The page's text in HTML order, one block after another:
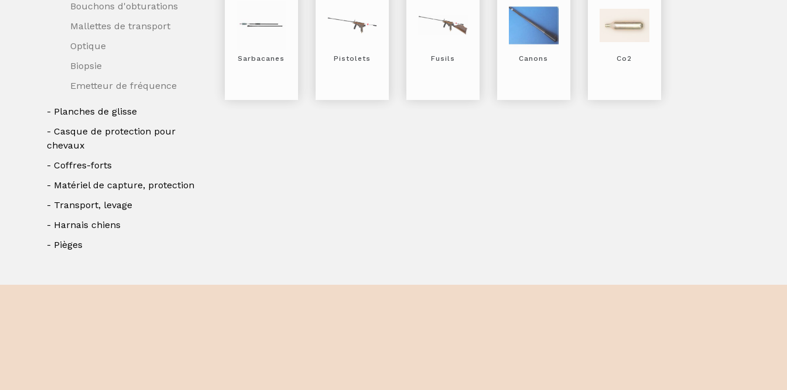
Bouchons d'obturations
Mallettes de transport
Optique
Biopsie
Emetteur de fréquence
Planches de glisse
Casque de protection pour
chevaux
Coffres-forts
Matériel de capture, protection
Transport, levage
Harnais chiens
Pièges
Sarbacanes Pistolets Fusils Canons Co2